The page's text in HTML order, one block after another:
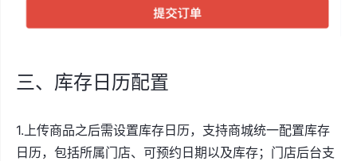
三、库存日历配置
1.上传商品之后需设置库存日历，支持商城统一配置库存
日历，包括所属门店、可预约日期以及库存；门店后台支